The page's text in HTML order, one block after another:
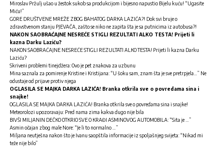
Miroslav Pržulj ušao u žestok sukob sa produkcijom i bijesno napustio Bijelu kuću! “Ugasite
Miću!”
GORE DRUŠTVENE MREŽE ZBOG BAHATOG DARKA LAZIĆA?! Dok svi bruje o
zdravstvenom stanju PJEVAČA, zašto se niko ne zapita šta je sa putnicima iz autobusa?!
NAKON SAOBRAĆAJNE NESREĆE STIGLI REZULTATI ALKO TESTA! Prijeti li
kazna Darku Laziću?
NAKON SAOBRAĆAJNE NESREĆE STIGLI REZULTATI ALKO TESTA! Prijeti li kazna Darku
Laziću?
Skriveni problemi tinejdžera: Ovo je pet znakova za uzbunu
Mina saznala za pomirenje Kristine i Kristijana: “U šoku sam, znam šta je sve pretrpjela…” Ne
odustaje od prijave protiv njega
OGLASILA SE MAJKA DARKA LAZIĆA! Branka otkrila sve o povredama sina i
snajke!
OGLASILA SE MAJKA DARKA LAZIĆA! Branka otkrila sve o povredama sina i snajke!
Meteorolozi upozoravaju: Pred nama zima kakva dugo nije bila
BIVŠI MILJANIN DEČKO OTKRIO SVE O KRAĐI ASMINOVOG AUTOMOBILA: “Sita je …”
Asmin očajan zbog male Nore: “Je li to normalno …”
Miljana neutješna nakon što je Ivanu saopštila informacije iz spoljašnjeg svijeta: “Nikad mi
teže nije bilo”